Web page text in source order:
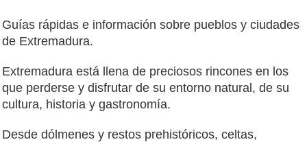
Guías rápidas e información sobre pueblos y ciudades
de Extremadura.
Extremadura está llena de preciosos rincones en los
que perderse y disfrutar de su entorno natural, de su
cultura, historia y gastronomía.
Desde dólmenes y restos prehistóricos, celtas,